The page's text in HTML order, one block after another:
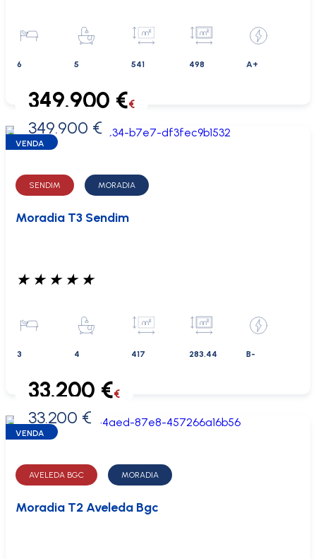
6 5 541 498 A+
0 €
349.900 €€
349.900 €
VENDA
SENDIM MORADIA
Moradia T3 Sendim
★ ★ ★ ★ ★
3 4 417 283.44 B-
0 €
33.200 €€
33.200 €
VENDA
AVELEDA BGC MORADIA
Moradia T2 Aveleda Bgc